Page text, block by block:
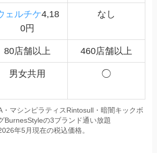
ェルチケ4,18
0円
なし
80店舗以上 460店舗以上
男女共用 ◯
・マシンピラティスRintosull・暗闇キックボ
BurnesStyleの3ブランド通い放題
年5月現在の税込価格。